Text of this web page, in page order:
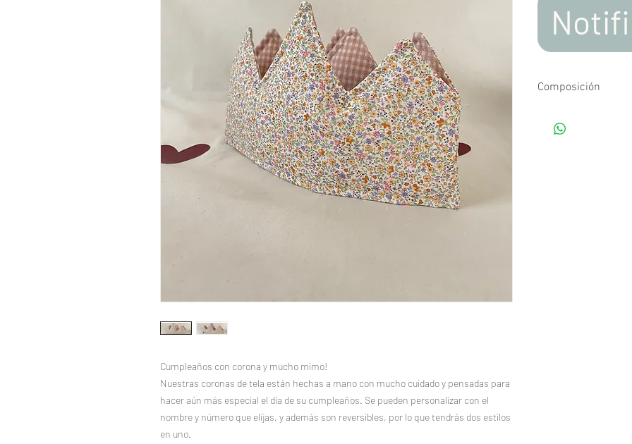
Cumpleaños con corona y mucho mimo!
Nuestras coronas de tela están hechas a mano con mucho cuidado y pensadas para
hacer aún más especial el día de su cumpleaños. Se pueden personalizar con el
nombre y número que elijas, y además son reversibles, por lo que tendrás dos estilos
en uno.
Composición